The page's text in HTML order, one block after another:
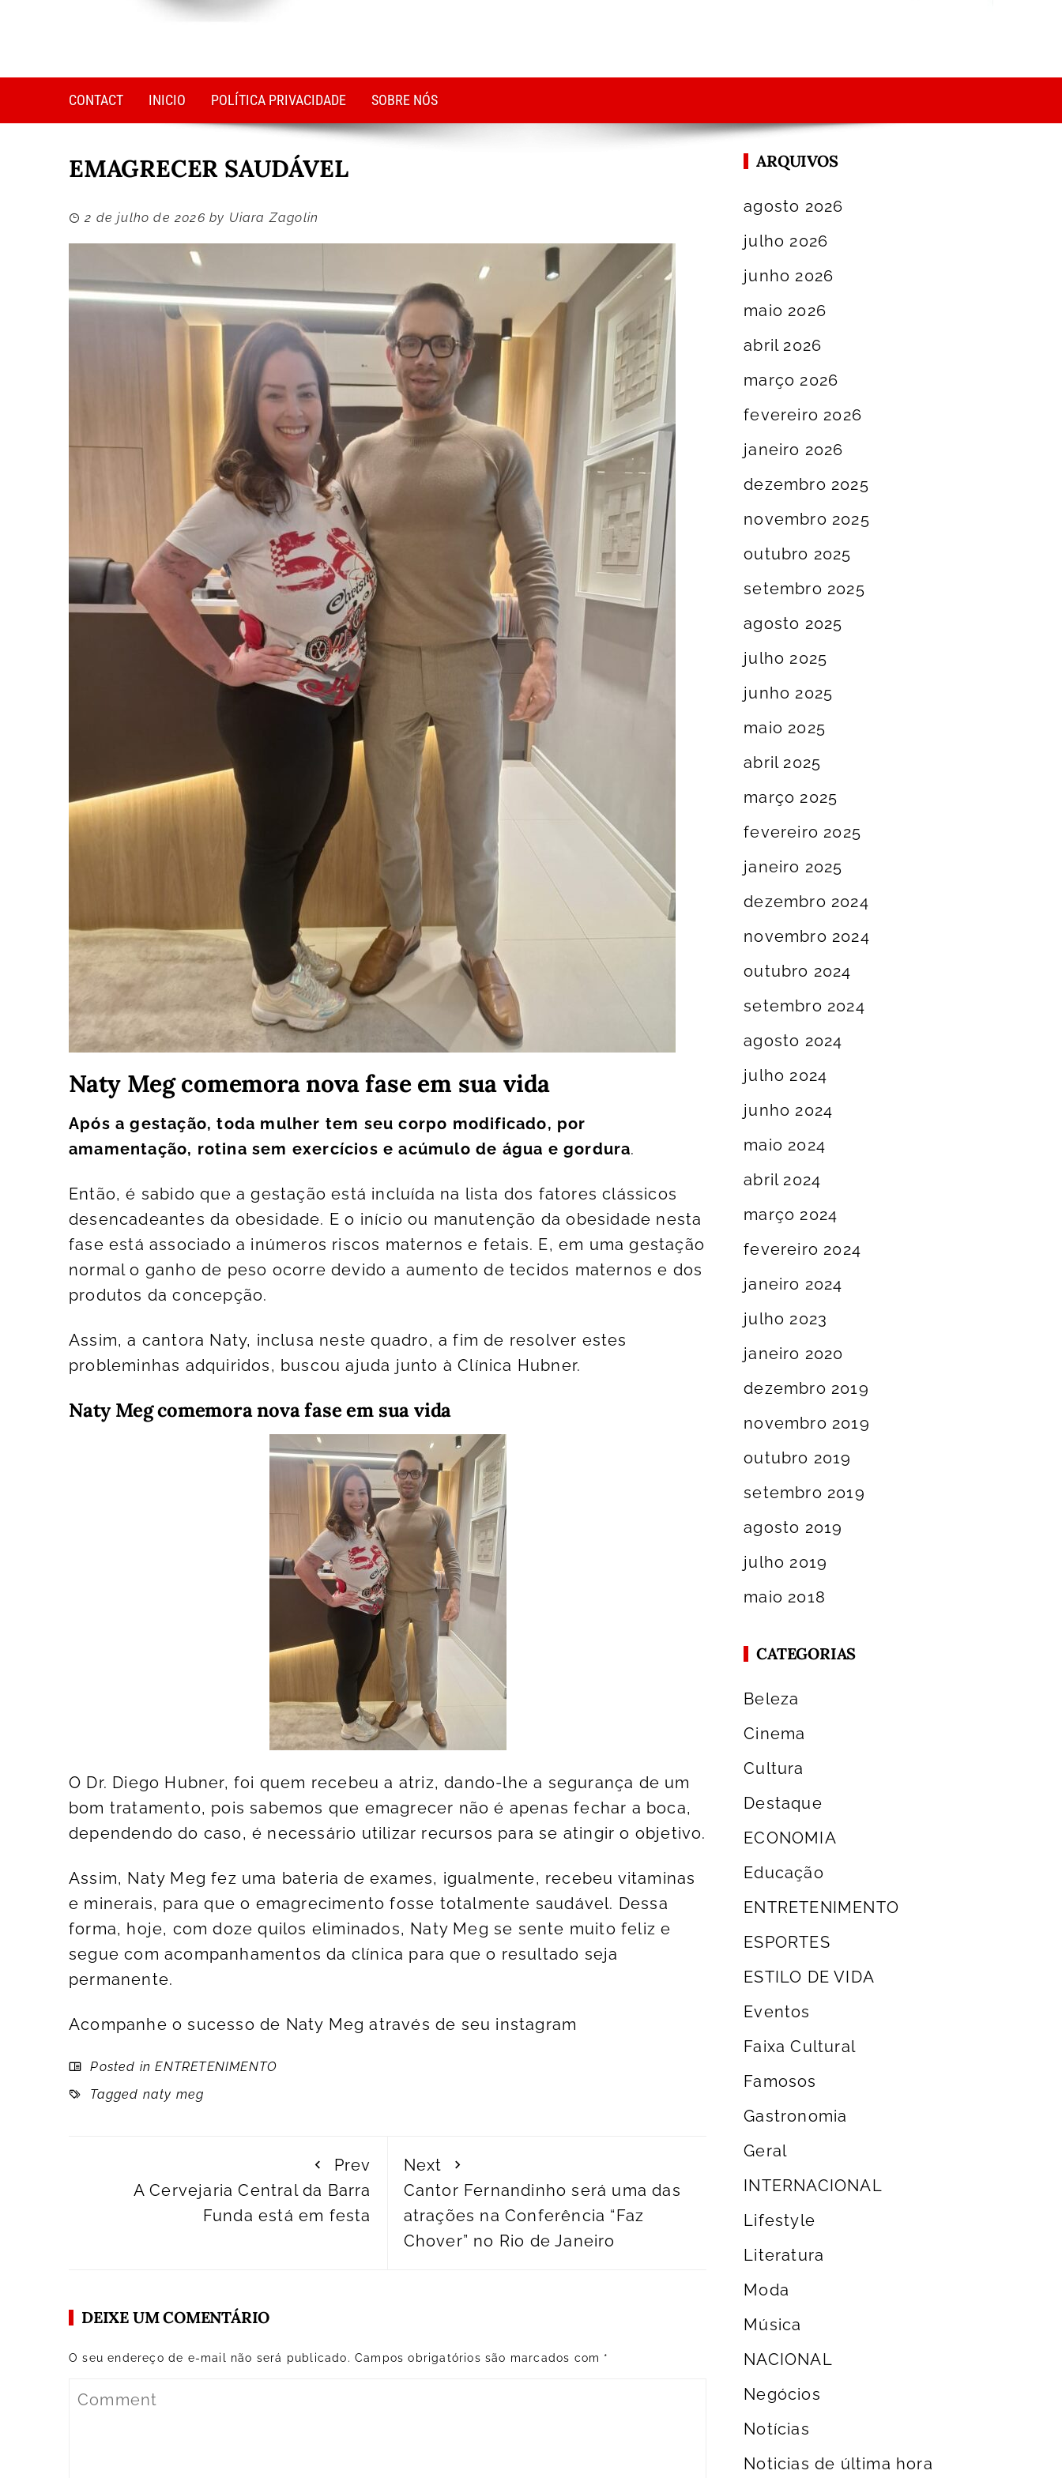
CONTACT INICIO POLÍTICA PRIVACIDADE SOBRE NÓS
EMAGRECER SAUDÁVEL
2 de julho de 2026 by Uiara Zagolin
Naty Meg comemora nova fase em sua vida
Após a gestação, toda mulher tem seu corpo modificado, por
amamentação, rotina sem exercícios e acúmulo de água e gordura.
Então, é sabido que a gestação está incluída na lista dos fatores clássicos
desencadeantes da obesidade. E o início ou manutenção da obesidade nesta
fase está associado a inúmeros riscos maternos e fetais. E, em uma gestação
normal o ganho de peso ocorre devido a aumento de tecidos maternos e dos
produtos da concepção.
Assim, a cantora Naty, inclusa neste quadro, a fim de resolver estes
probleminhas adquiridos, buscou ajuda junto àClínica Hubner.
Naty Meg comemora nova fase em sua vida
O Dr. Diego Hubner, foi quem recebeu a atriz, dando-lhe a segurança de um
bom tratamento, pois sabemos que emagrecer não é apenas fechar a boca,
dependendo do caso, é necessário utilizar recursos para se atingir o objetivo.
Assim, Naty Meg fez uma bateria de exames, igualmente, recebeu vitaminas
e minerais, para que o emagrecimento fosse totalmente saudável. Dessa
forma, hoje, com doze quilos eliminados, Naty Meg se sente muito feliz e
segue com acompanhamentos da clínica para que o resultado seja
permanente.
Acompanhe o sucesso de Naty Meg através de seu instagram
Posted inENTRETENIMENTO
Tagged naty meg
Prev
A Cervejaria Central da Barra
Funda está em festa
Next
Cantor Fernandinho será uma das
atrações na Conferência “Faz
Chover” no Rio de Janeiro
DEIXE UM COMENTÁRIO
O seu endereço de e-mail não será publicado. Campos obrigatórios são marcados com *
ARQUIVOS
agosto 2026
julho 2026
junho 2026
maio 2026
abril 2026
março 2026
fevereiro 2026
janeiro 2026
dezembro 2025
novembro 2025
outubro 2025
setembro 2025
agosto 2025
julho 2025
junho 2025
maio 2025
abril 2025
março 2025
fevereiro 2025
janeiro 2025
dezembro 2024
novembro 2024
outubro 2024
setembro 2024
agosto 2024
julho 2024
junho 2024
maio 2024
abril 2024
março 2024
fevereiro 2024
janeiro 2024
julho 2023
janeiro 2020
dezembro 2019
novembro 2019
outubro 2019
setembro 2019
agosto 2019
julho 2019
maio 2018
CATEGORIAS
Beleza
Cinema
Cultura
Destaque
ECONOMIA
Educação
ENTRETENIMENTO
ESPORTES
ESTILO DE VIDA
Eventos
Faixa Cultural
Famosos
Gastronomia
Geral
INTERNACIONAL
Lifestyle
Literatura
Moda
Música
NACIONAL
Negócios
Notícias
Noticias de última hora